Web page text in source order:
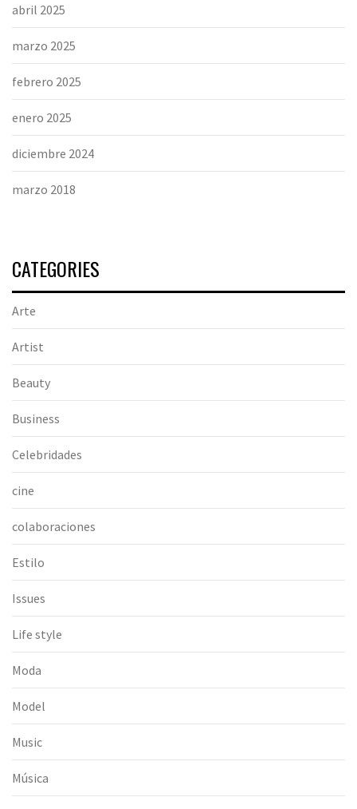
abril 2025
marzo 2025
febrero 2025
enero 2025
diciembre 2024
marzo 2018
CATEGORIES
Arte
Artist
Beauty
Business
Celebridades
cine
colaboraciones
Estilo
Issues
Life style
Moda
Model
Music
Música